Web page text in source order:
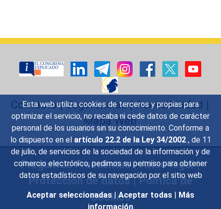
Esta web utiliza cookies de terceros y propias para
optimizar el servicio, no recaba ni cede datos de carácter
personal de los usuarios sin su conocimiento. Conforme a
lo dispuesto en el artículo 22.2 de la Ley 34/2002 , de 11
de julio, de servicios de la sociedad de la información y de
comercio electrónico, pedimos su permiso para obtener
datos estadísticos de su navegación por el sitio web
Aceptar seleccionadas | Aceptar todas | Más
información
Contacto|Sugerencias|Accesibilidad |
Mapa Web
Preguntas Frecuentes|Aviso legal|
Protección de datos|Política de
Cookies